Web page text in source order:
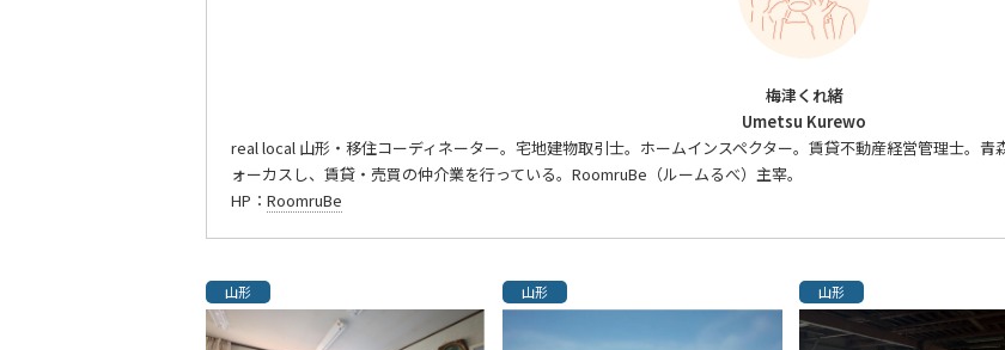
梅津くれ緒
Umetsu Kurewo
real local 山形・移住コーディネーター。宅地建物取引士。ホームインスペクター。賃貸不動産経営管理士。
ォーカスし、賃貸・売買の仲介業を行っている。RoomruBe（ルームるべ）主宰。
HP： RoomruBe
山形 山形 山形